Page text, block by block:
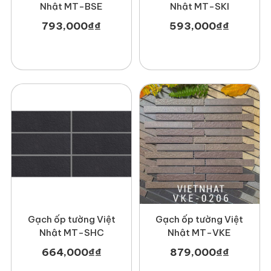
Nhật MT-BSE
793,000₫₫
Nhật MT-SKI
593,000₫₫
Gạch ốp tường Việt
Nhật MT-SHC
664,000₫₫
Gạch ốp tường Việt
Nhật MT-VKE
879,000₫₫